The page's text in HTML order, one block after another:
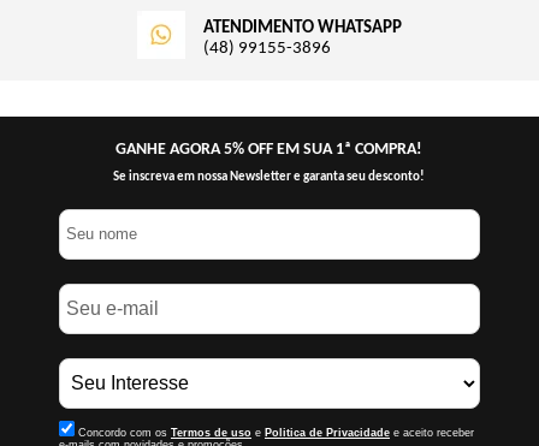
ATENDIMENTO WHATSAPP
(48) 99155-3896
GANHE AGORA 5% OFF EM SUA 1ª COMPRA!
Se inscreva em nossa Newsletter e garanta seu desconto!
Concordo com os Termos de uso e Politica de Privacidadee aceito receber